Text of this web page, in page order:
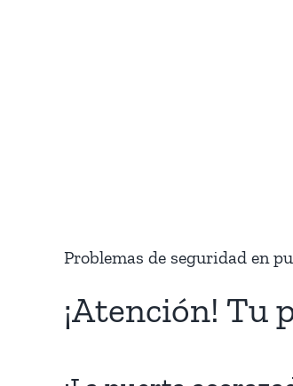
Problemas de seguridad en
¡Atención! Tu